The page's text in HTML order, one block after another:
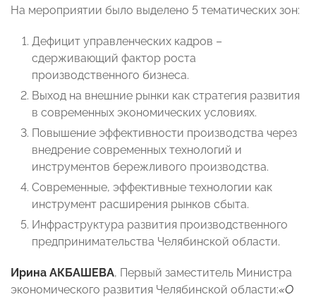
На мероприятии было выделено 5 тематических зон:
Дефицит управленческих кадров –
сдерживающий фактор роста
производственного бизнеса.
Выход на внешние рынки как стратегия развития
в современных экономических условиях.
Повышение эффективности производства через
внедрение современных технологий и
инструментов бережливого производства.
Современные, эффективные технологии как
инструмент расширения рынков сбыта.
Инфраструктура развития производственного
предпринимательства Челябинской области.
Ирина АКБАШЕВА, Первый заместитель Министра
экономического развития Челябинской области:«О